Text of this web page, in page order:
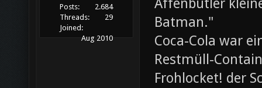
Posts:
2.684
Threads:
29
Joined:
Aug 2010
Affenbutler
Batman."
Coca-Cola war
Restmüll-
Frohlocket! der